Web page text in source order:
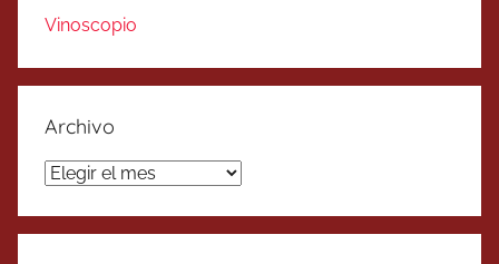
Vinoscopio
Archivo
Archivo